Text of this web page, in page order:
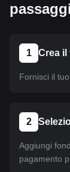
1 Crea
Fornisci il
2
Aggiungi
pagamento